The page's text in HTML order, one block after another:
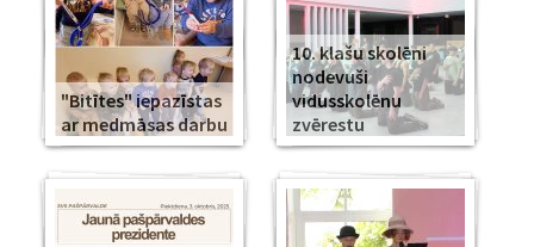
"Bitītes" iepazīstas
ar medmāsas darbu
10. klašu skolēni
nodevuši
vidusskolēnu
zvērestu